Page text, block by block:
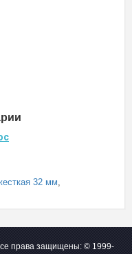
32 мм,
права защищены: © 1999-